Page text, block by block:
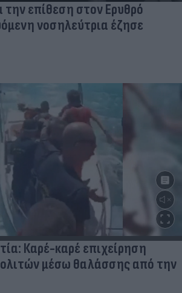
την επίθεση στον Ερυθρό
νοσηλεύτρια έζησε
Καρέ-καρέ επιχείρηση
μέσω θαλάσσης από την